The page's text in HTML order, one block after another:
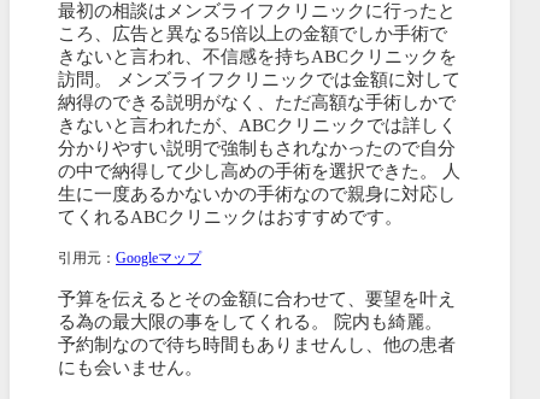
最初の相談はメンズライフクリニックに行ったと
ころ、広告と異なる5倍以上の金額でしか手術で
きないと言われ、不信感を持ちABCクリニックを
訪問。 メンズライフクリニックでは金額に対して
納得のできる説明がなく、ただ高額な手術しかで
きないと言われたが、ABCクリニックでは詳しく
分かりやすい説明で強制もされなかったので自分
の中で納得して少し高めの手術を選択できた。 人
生に一度あるかないかの手術なので親身に対応し
てくれるABCクリニックはおすすめです。
引用元： Googleマップ
予算を伝えるとその金額に合わせて、要望を叶え
る為の最大限の事をしてくれる。 院内も綺麗。
予約制なので待ち時間もありませんし、他の患者
にも会いません。